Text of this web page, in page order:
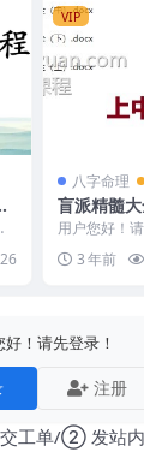
26
VIP
八字命理
盲派精髓大
用户您好！
盲派精髓大
08-137
3 年前
好！请先登录！
注册
工单/② 发站